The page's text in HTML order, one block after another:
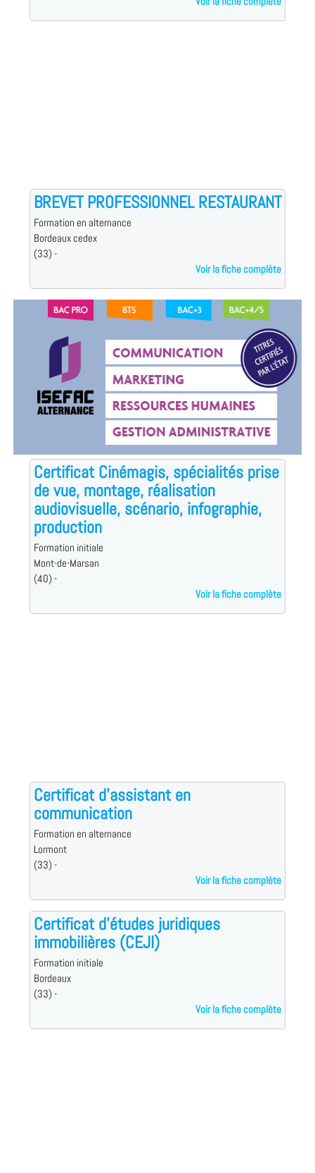
BREVET PROFESSIONNEL RESTAURANT
Formation en alternance
Bordeaux cedex
(33) -
Voir la fiche complète
Certificat Cinémagis, spécialités prise
de vue, montage, réalisation
audiovisuelle, scénario, infographie,
production
Formation initiale
Mont-de-Marsan
(40) -
Voir la fiche complète
Certificat d'assistant en
communication
Formation en alternance
Lormont
(33) -
Voir la fiche complète
Certificat d'études juridiques
immobilières (CEJI)
Formation initiale
Bordeaux
(33) -
Voir la fiche complète